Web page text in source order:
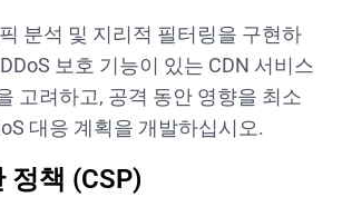
분석 및 지리적 필터링을 구현하
보호 기능이 있는 CDN 서비스
고려하고, 공격 동안 영향을 최소
대응 계획을 개발하십시오.
정책 (CSP)